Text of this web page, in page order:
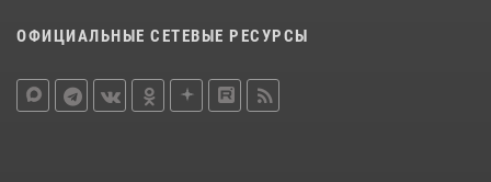
ОФИЦИАЛЬНЫЕ СЕТЕВЫЕ РЕСУРСЫ